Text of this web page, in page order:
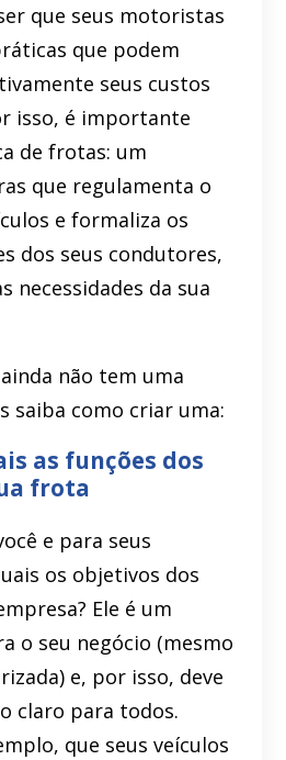
que seus motoristas
que podem
seus custos
isso, é importante
de frotas: um
que regulamenta o
e formaliza os
dos seus condutores,
necessidades da sua
não tem uma
saiba como criar uma:
as funções dos
frota
e para seus
os objetivos dos
Ele é um
o seu negócio (mesmo
e, por isso, deve
claro para todos.
que seus veículos